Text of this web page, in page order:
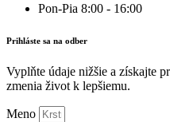
Pon-Pia 8:00 - 16:00
Prihláste sa na odber
Vyplňte údaje nižšie a získajte
zmenia život k lepšiemu.
Meno